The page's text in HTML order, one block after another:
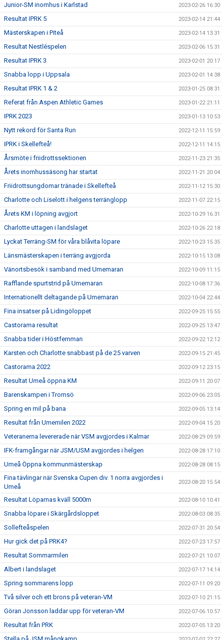
Junior-SM inomhus i Karlstad 2023-02-26 16:30
Resultat IPRK 5 2023-02-14 21:44
Mästerskapen i Piteå 2023-02-14 13:31
Resultat Nestléspelen 2023-02-06 15:31
Resultat IPRK 3 2023-02-01 20:17
Snabba lopp i Uppsala 2023-02-01 14:38
Resultat IPRK 1 & 2 2023-01-25 08:31
Referat från Aspen Athletic Games 2023-01-22 21:11
IPRK 2023 2023-01-13 10:53
Nytt rekord för Santa Run 2022-12-11 15:59
IPRK i Skellefteå! 2022-12-11 14:15
Årsmöte i friidrottssektionen 2022-11-23 21:35
Årets inomhussäsong har startat 2022-11-21 20:04
Friidrottsungdomar tränade i Skellefteå 2022-11-12 15:30
Charlotte och Liselott i helgens terränglopp 2022-11-07 22:15
Årets KM i löpning avgjort 2022-10-29 16:31
Charlotte uttagen i landslaget 2022-10-26 22:18
Lyckat Terräng-SM för våra blåvita löpare 2022-10-23 15:35
Länsmästerskapen i terräng avgjorda 2022-10-15 13:08
Vänortsbesök i samband med Umemaran 2022-10-09 11:15
Rafflande spurtstrid på Umemaran 2022-10-08 17:36
Internationellt deltagande på Umemaran 2022-10-04 22:44
Fina insatser på Lidingöloppet 2022-09-25 15:55
Castorama resultat 2022-09-25 13:47
Snabba tider i Höstfemman 2022-09-22 12:12
Karsten och Charlotte snabbast på de 25 varven 2022-09-15 21:45
Castorama 2022 2022-09-12 23:15
Resultat Umeå öppna KM 2022-09-11 20:07
Barenskampen i Tromsö 2022-09-06 23:05
Spring en mil på bana 2022-09-05 13:14
Resultat från Umemilen 2022 2022-09-04 15:20
Veteranerna levererade när VSM avgjordes i Kalmar 2022-08-29 09:59
IFK-framgångar när JSM/USM avgjordes i helgen 2022-08-28 17:10
Umeå Öppna kommunmästerskap 2022-08-28 08:15
Fina tävlingar när Svenska Cupen div. 1 norra avgjordes i
Umeå
2022-08-20 15:54
Resultat Löparnas kväll 5000m 2022-08-10 10:41
Snabba löpare i Skärgårdsloppet 2022-08-03 08:35
Sollefteåspelen 2022-07-31 20:54
Hur gick det på PRK4? 2022-07-23 17:57
Resultat Sommarmilen 2022-07-21 10:07
Albert i landslaget 2022-07-17 14:14
Spring sommarens lopp 2022-07-11 09:20
Två silver och ett brons på veteran-VM 2022-07-10 21:15
Göran Jonsson laddar upp för veteran-VM 2022-07-06 10:57
Resultat från PRK 2022-07-05 13:20